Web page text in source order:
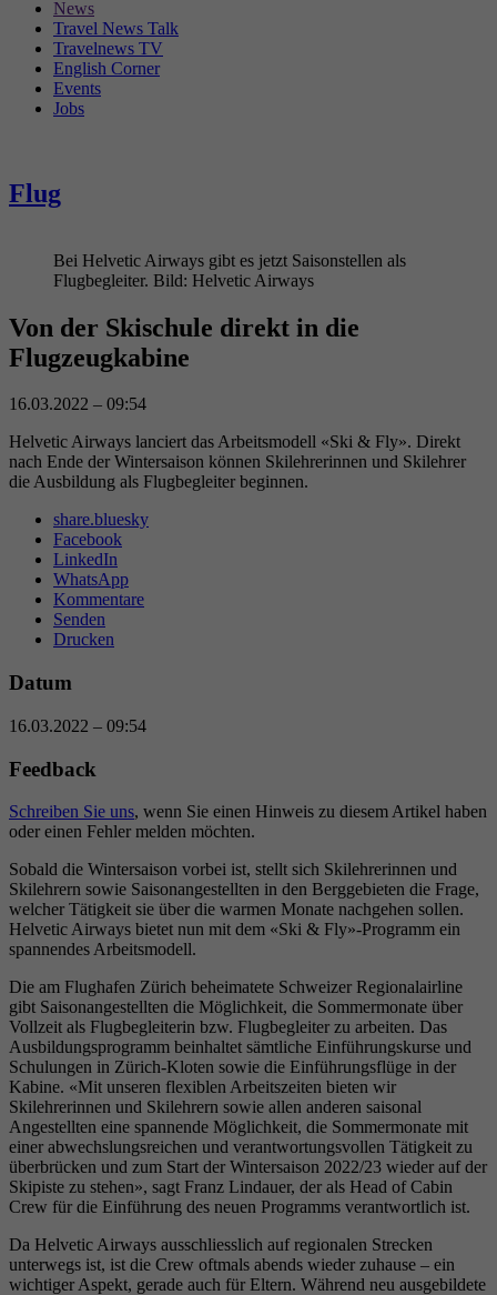
News
Travel News Talk
Travelnews TV
English Corner
Events
Jobs
Flug
Bei Helvetic Airways gibt es jetzt Saisonstellen als
Flugbegleiter. Bild: Helvetic Airways
Von der Skischule direkt in die
Flugzeugkabine
16.03.2022 – 09:54
Helvetic Airways lanciert das Arbeitsmodell «Ski & Fly». Direkt
nach Ende der Wintersaison können Skilehrerinnen und Skilehrer
die Ausbildung als Flugbegleiter beginnen.
share.bluesky
Facebook
LinkedIn
WhatsApp
Kommentare
Senden
Drucken
Datum
16.03.2022 – 09:54
Feedback
Schreiben Sie uns, wenn Sie einen Hinweis zu diesem Artikel haben
oder einen Fehler melden möchten.
Sobald die Wintersaison vorbei ist, stellt sich Skilehrerinnen und
Skilehrern sowie Saisonangestellten in den Berggebieten die Frage,
welcher Tätigkeit sie über die warmen Monate nachgehen sollen.
Helvetic Airways bietet nun mit dem «Ski & Fly»-Programm ein
spannendes Arbeitsmodell.
Die am Flughafen Zürich beheimatete Schweizer Regionalairline
gibt Saisonangestellten die Möglichkeit, die Sommermonate über
Vollzeit als Flugbegleiterin bzw. Flugbegleiter zu arbeiten. Das
Ausbildungsprogramm beinhaltet sämtliche Einführungskurse und
Schulungen in Zürich-Kloten sowie die Einführungsflüge in der
Kabine. «Mit unseren flexiblen Arbeitszeiten bieten wir
Skilehrerinnen und Skilehrern sowie allen anderen saisonal
Angestellten eine spannende Möglichkeit, die Sommermonate mit
einer abwechslungsreichen und verantwortungsvollen Tätigkeit zu
überbrücken und zum Start der Wintersaison 2022/23 wieder auf der
Skipiste zu stehen», sagt Franz Lindauer, der als Head of Cabin
Crew für die Einführung des neuen Programms verantwortlich ist.
Da Helvetic Airways ausschliesslich auf regionalen Strecken
unterwegs ist, ist die Crew oftmals abends wieder zuhause – ein
wichtiger Aspekt, gerade auch für Eltern. Während neu ausgebildete